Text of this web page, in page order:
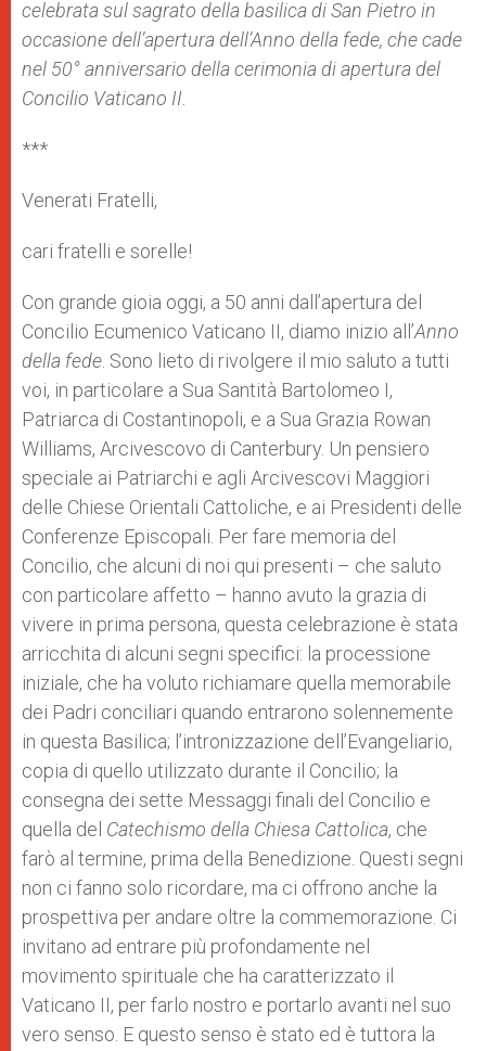
celebrata sul sagrato della basilica di San Pietro in
occasione dell’apertura dell’Anno della fede, che cade
nel 50° anniversario della cerimonia di apertura del
Concilio Vaticano II.
***
Venerati Fratelli,
cari fratelli e sorelle!
Con grande gioia oggi, a 50 anni dall’apertura del
Concilio Ecumenico Vaticano II, diamo inizio all’Anno
della fede . Sono lieto di rivolgere il mio saluto a tutti
voi, in particolare a Sua Santità Bartolomeo I,
Patriarca di Costantinopoli, e a Sua Grazia Rowan
Williams, Arcivescovo di Canterbury. Un pensiero
speciale ai Patriarchi e agli Arcivescovi Maggiori
delle Chiese Orientali Cattoliche, e ai Presidenti delle
Conferenze Episcopali. Per fare memoria del
Concilio, che alcuni di noi qui presenti – che saluto
con particolare affetto – hanno avuto la grazia di
vivere in prima persona, questa celebrazione è stata
arricchita di alcuni segni specifici: la processione
iniziale, che ha voluto richiamare quella memorabile
dei Padri conciliari quando entrarono solennemente
in questa Basilica; l’intronizzazione dell’Evangeliario,
copia di quello utilizzato durante il Concilio; la
consegna dei sette Messaggi finali del Concilio e
quella del Catechismo della Chiesa Cattolica, che
farò al termine, prima della Benedizione. Questi segni
non ci fanno solo ricordare, ma ci offrono anche la
prospettiva per andare oltre la commemorazione. Ci
invitano ad entrare più profondamente nel
movimento spirituale che ha caratterizzato il
Vaticano II, per farlo nostro e portarlo avanti nel suo
vero senso. E questo senso è stato ed è tuttora la